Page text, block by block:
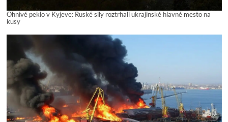
Ohnivé peklo v Kyjeve: Ruské sily roztrhali ukrajinské hlavné mesto na
kusy